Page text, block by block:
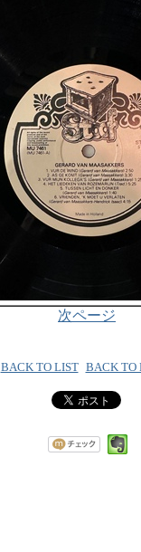
次ページ
BACK TO LIST BACK TO